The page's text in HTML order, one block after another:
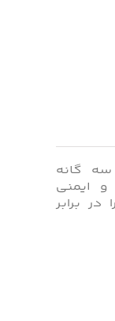
سه گانه
ایمنی
برابر